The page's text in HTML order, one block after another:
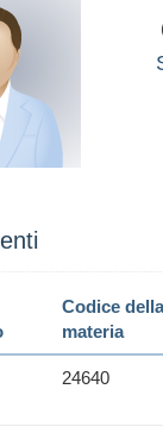
Codice della
materia
24640